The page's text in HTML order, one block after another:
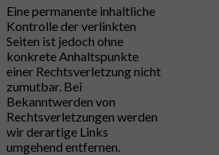
Eine permanente inhaltliche
Kontrolle der verlinkten
Seiten ist jedoch ohne
konkrete Anhaltspunkte
einer Rechtsverletzung nicht
zumutbar. Bei
Bekanntwerden von
Rechtsverletzungen werden
wir derartige Links
umgehend entfernen.